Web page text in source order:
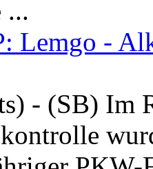
...
Lemgo -
- (SB) Im